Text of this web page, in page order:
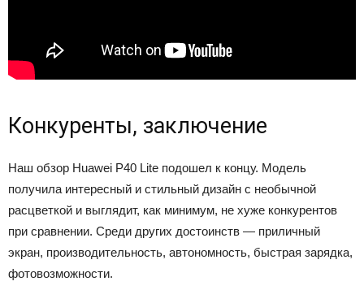
Конкуренты, заключение
Наш обзор Huawei P40 Lite подошел к концу. Модель
получила интересный и стильный дизайн с необычной
расцветкой и выглядит, как минимум, не хуже конкурентов
при сравнении. Среди других достоинств — приличный
экран, производительность, автономность, быстрая зарядка,
фотовозможности.